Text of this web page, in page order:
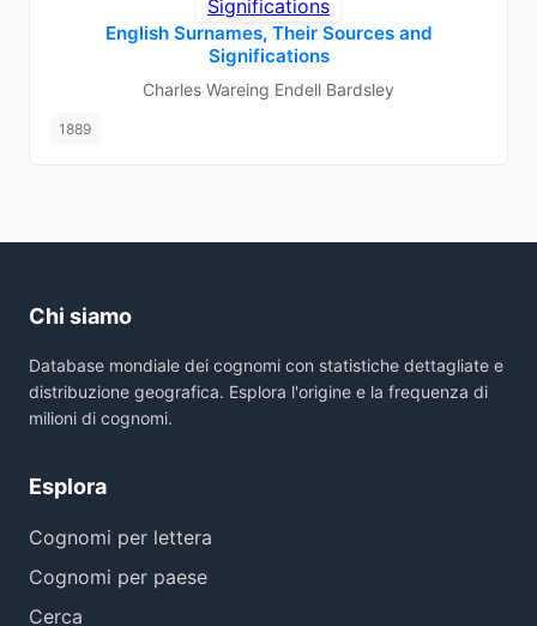
English Surnames, Their Sources and
Significations
Charles Wareing Endell Bardsley
1889
Chi siamo
Database mondiale dei cognomi con statistiche dettagliate e
distribuzione geografica. Esplora l'origine e la frequenza di
milioni di cognomi.
Esplora
Cognomi per lettera
Cognomi per paese
Cerca